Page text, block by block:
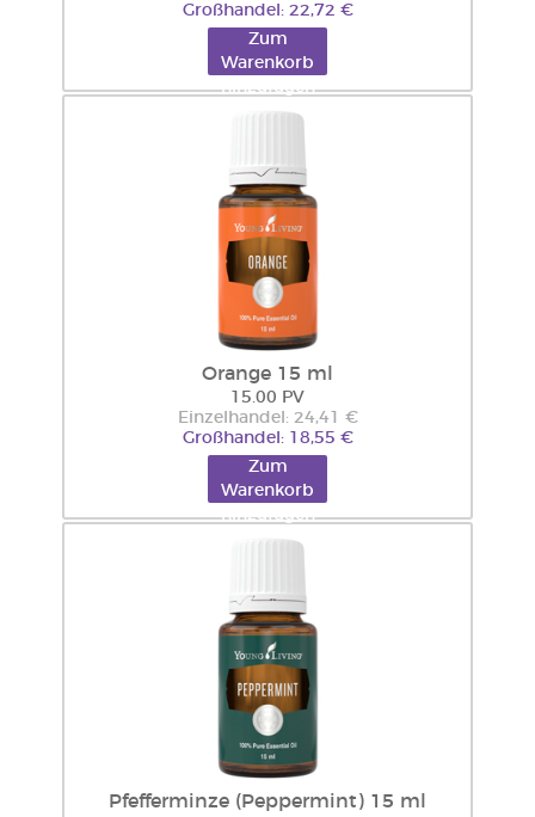
Großhandel: 22,72 €
Zum
Warenkorb
hinzufügen
Orange 15 ml
15.00 PV
Einzelhandel: 24,41 €
Großhandel: 18,55 €
Zum
Warenkorb
hinzufügen
Pfefferminze (Peppermint) 15 ml